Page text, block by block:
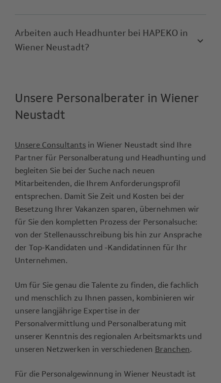
Arbeiten auch Headhunter bei HAPEKO in
Wiener Neustadt?
Unsere Personalberater in Wiener
Neustadt
Unsere Consultants in Wiener Neustadt sind Ihre
Partner für Personalberatung und Headhunting und
begleiten Sie bei der Suche nach neuen
Mitarbeitenden, die Ihrem Anforderungsprofil
entsprechen. Damit Sie Zeit und Kosten bei der
Besetzung Ihrer Vakanzen sparen, übernehmen wir
für Sie den kompletten Prozess der Personalsuche:
von der Stellenausschreibung bis hin zur Ansprache
der Top-Kandidaten und -Kandidatinnen für Ihr
Unternehmen.
Um für Sie genau die Talente zu finden, die fachlich
und menschlich zu Ihnen passen, kombinieren wir
unsere langjährige Expertise in der
Personalvermittlung und Personalberatung mit
unserer Kenntnis des regionalen Arbeitsmarkts und
unseren Netzwerken in verschiedenen Branchen.
Für die Personalgewinnung in Wiener Neustadt ist